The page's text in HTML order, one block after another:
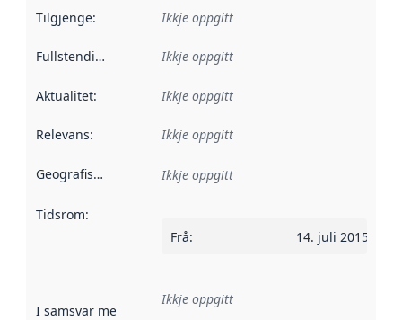
Tilgjenge: Ikkje oppgitt
Fullstendigheit Ikkje oppgitt
Aktualitet: Ikkje oppgitt
Relevans: Ikkje oppgitt
Geografisk område Ikkje oppgitt
Tidsrom:
Frå: 14. juli 2015
I samsvar med Referanse til ei implementeringsregel eller
Ikkje oppgitt